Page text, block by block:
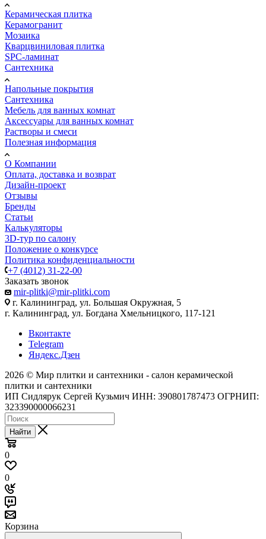
Керамическая плитка
Керамогранит
Мозаика
Кварцвиниловая плитка
SPC-ламинат
Сантехника
Напольные покрытия
Сантехника
Мебель для ванных комнат
Аксессуары для ванных комнат
Растворы и смеси
Полезная информация
О Компании
Оплата, доставка и возврат
Дизайн-проект
Отзывы
Бренды
Статьи
Калькуляторы
3D-тур по салону
Положение о конкурсе
Политика конфиденциальности
+7 (4012) 31-22-00
Заказать звонок
mir-plitki@mir-plitki.com
г. Калининград, ул. Большая Окружная, 5
г. Калининград, ул. Богдана Хмельницкого, 117-121
Вконтакте
Telegram
Яндекс.Дзен
2026 © Мир плитки и сантехники - салон керамической
плитки и сантехники
ИП Сидлярук Сергей Кузьмич ИНН: 390801787473 ОГРНИП:
323390000066231
Найти
0
0
Корзина